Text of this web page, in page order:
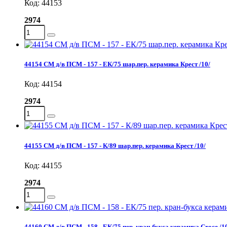
Код: 44153
2974
44154 СМ д/в ПСМ - 157 - ЕК/75 шар.пер. керамика Крест /10/
Код: 44154
2974
44155 СМ д/в ПСМ - 157 - К/89 шар.пер. керамика Крест /10/
Код: 44155
2974